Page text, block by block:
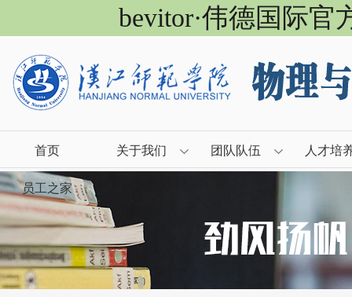
bevitor·伟德国际官
首页 关于我们 团队队伍 人才培
员工之家